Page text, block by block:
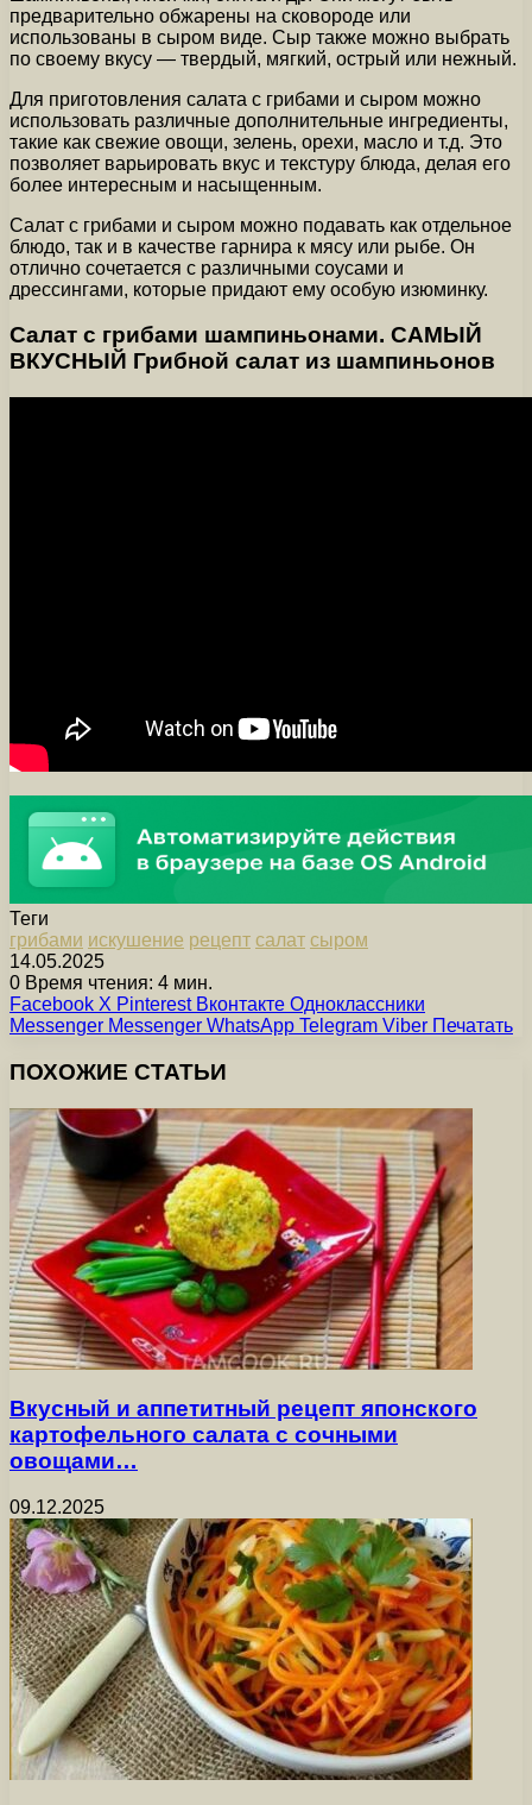
предварительно обжарены на сковороде или
использованы в сыром виде. Сыр также можно выбрать
по своему вкусу — твердый, мягкий, острый или нежный.
Для приготовления салата с грибами и сыром можно
использовать различные дополнительные ингредиенты,
такие как свежие овощи, зелень, орехи, масло и т.д. Это
позволяет варьировать вкус и текстуру блюда, делая его
более интересным и насыщенным.
Салат с грибами и сыром можно подавать как отдельное
блюдо, так и в качестве гарнира к мясу или рыбе. Он
отлично сочетается с различными соусами и
дрессингами, которые придают ему особую изюминку.
Салат с грибами шампиньонами. САМЫЙ
ВКУСНЫЙ Грибной салат из шампиньонов
Теги
грибами искушение рецепт салат сыром
14.05.2025
0 Время чтения: 4 мин.
Facebook X Pinterest Вконтакте Одноклассники
Messenger Messenger WhatsApp Telegram Viber Печатать
ПОХОЖИЕ СТАТЬИ
Вкусный и аппетитный рецепт японского
картофельного салата с сочными
овощами…
09.12.2025